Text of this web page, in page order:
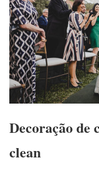
Decoração de
clean